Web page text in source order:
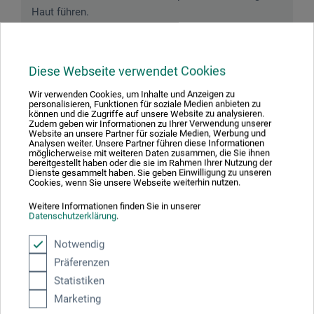
Diese Webseite verwendet Cookies
Wir verwenden Cookies, um Inhalte und Anzeigen zu
personalisieren, Funktionen für soziale Medien anbieten zu
können und die Zugriffe auf unsere Website zu analysieren.
Zudem geben wir Informationen zu Ihrer Verwendung unserer
Website an unsere Partner für soziale Medien, Werbung und
Analysen weiter. Unsere Partner führen diese Informationen
möglicherweise mit weiteren Daten zusammen, die Sie ihnen
bereitgestellt haben oder die sie im Rahmen Ihrer Nutzung der
Dienste gesammelt haben. Sie geben Einwilligung zu unseren
Cookies, wenn Sie unsere Webseite weiterhin nutzen.
Weitere Informationen finden Sie in unserer
Datenschutzerklärung.
Notwendig
Präferenzen
Statistiken
Marketing
Haut führen.
Downloads
Hier finden Sie wichtige Dokumente und Dateien zu
diesem Produkt.
Sicherheitsdatenblatt
CH-DE_Schmincke_Terpentinersatz_S50019x_05-